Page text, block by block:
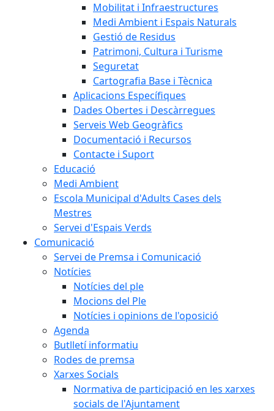
Mobilitat i Infraestructures
Medi Ambient i Espais Naturals
Gestió de Residus
Patrimoni, Cultura i Turisme
Seguretat
Cartografia Base i Tècnica
Aplicacions Específiques
Dades Obertes i Descàrregues
Serveis Web Geogràfics
Documentació i Recursos
Contacte i Suport
Educació
Medi Ambient
Escola Municipal d'Adults Cases dels
Mestres
Servei d'Espais Verds
Comunicació
Servei de Premsa i Comunicació
Notícies
Notícies del ple
Mocions del Ple
Notícies i opinions de l'oposició
Agenda
Butlletí informatiu
Rodes de premsa
Xarxes Socials
Normativa de participació en les xarxes
socials de l'Ajuntament